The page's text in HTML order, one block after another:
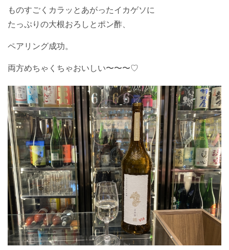
ものすごくカラッとあがったイカゲソに
たっぷりの大根おろしとポン酢、
ペアリング成功。
両方めちゃくちゃおいしい〜〜〜♡